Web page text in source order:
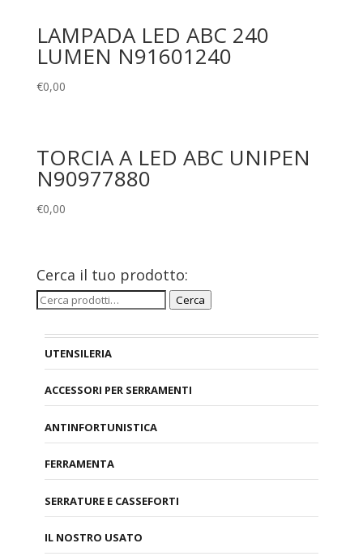
LAMPADA LED ABC 240
LUMEN N91601240
€0,00
TORCIA A LED ABC UNIPEN
N90977880
€0,00
Cerca il tuo prodotto:
Cerca: Cerca
UTENSILERIA
ACCESSORI PER SERRAMENTI
ANTINFORTUNISTICA
FERRAMENTA
SERRATURE E CASSEFORTI
IL NOSTRO USATO